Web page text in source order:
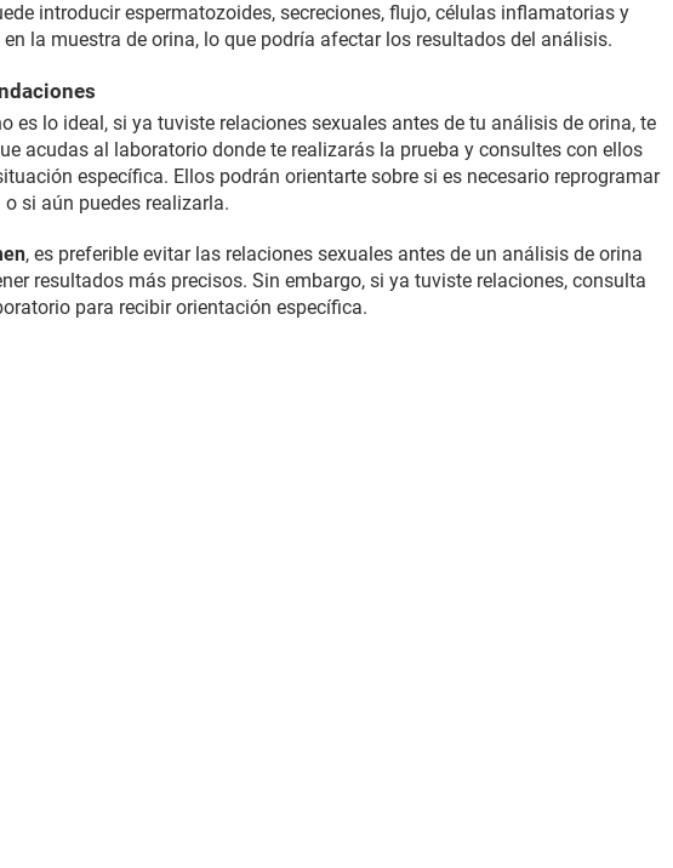
introducir espermatozoides, secreciones, flujo, células inflamatorias y
en la muestra de orina, lo que podría afectar los resultados del análisis.
es lo ideal, si ya tuviste relaciones sexuales antes de tu análisis de orina, te
acudas al laboratorio donde te realizarás la prueba y consultes con ellos
específica. Ellos podrán orientarte sobre si es necesario reprogramar
o si aún puedes realizarla.
, es preferible evitar las relaciones sexuales antes de un análisis de orina
resultados más precisos. Sin embargo, si ya tuviste relaciones, consulta
para recibir orientación específica.